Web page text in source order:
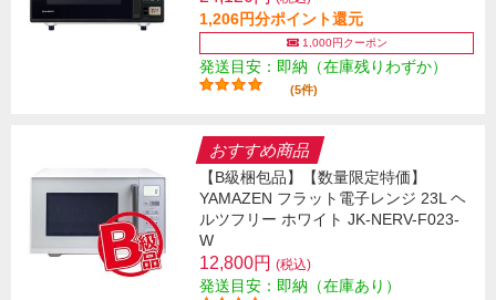
1,206円分ポイント還元
1,000円クーポン
発送目安：即納（在庫残りわずか）
(5件)
おすすめ商品
【B級梱包品】【数量限定特価】
YAMAZEN フラット電子レンジ 23L ヘ
ルツフリー ホワイト JK-NERV-F023-
W
12,800円 (税込)
発送目安：即納（在庫あり）